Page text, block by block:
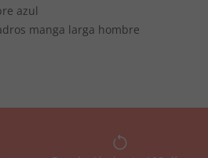
azul
manga larga hombre